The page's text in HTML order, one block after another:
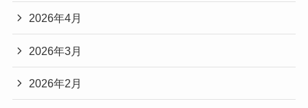
2026年4月
2026年3月
2026年2月